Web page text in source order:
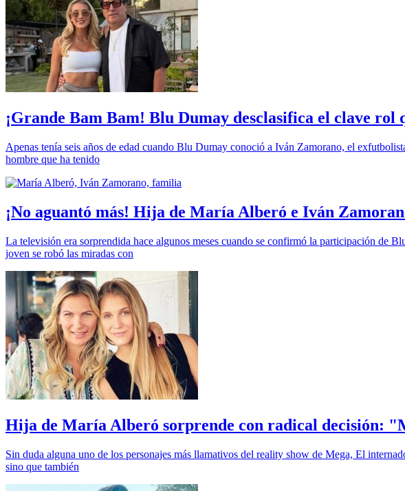
¡Grande Bam Bam! Blu Dumay desclasifica el clave
Apenas tenía seis años de edad cuando Blu Dumay conoció a Iván Zamorano, el
hombre que ha tenido
¡No aguantó más! Hija de María Alberó e Iván
La televisión era sorprendida hace algunos meses cuando se confirmó la participación de
joven se robó las miradas con
Hija de María Alberó sorprende con radical decisión:
Sin duda alguna uno de los personajes más llamativos del reality show de Mega, El
sino que también